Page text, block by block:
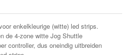
enkelkleurige (witte) led strips.
de 4-zone witte Jog Shuttle
controller, dus oneindig uitbreiden